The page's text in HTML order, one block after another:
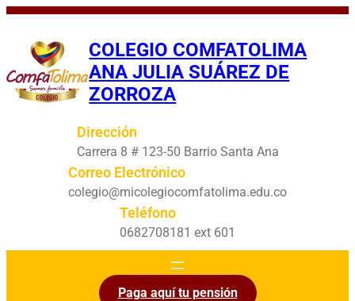
Saltar
contenido
COLEGIO COMFATOLIMA
ANA JULIA SUÁREZ DE
ZORROZA
Dirección
Carrera 8 # 123-50 Barrio Santa Ana
Correo Electrónico
colegio@micolegiocomfatolima.edu.co
Teléfono
0682708181 ext 601
Paga aquí tu pensión